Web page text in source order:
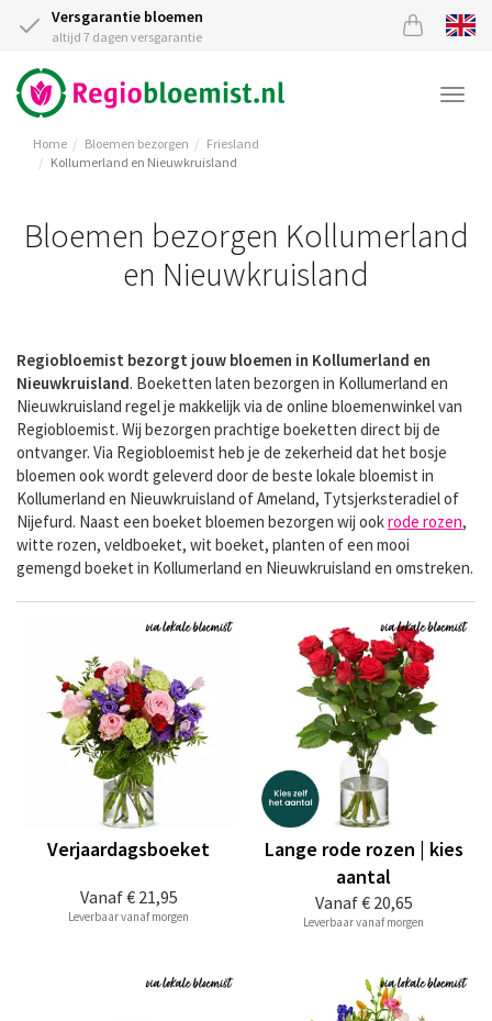
Versgarantie bloemen
altijd 7 dagen versgarantie
Home Bloemen bezorgen
Friesland
Kollumerland en Nieuwkruisland
Bloemen bezorgen Kollumerland
en Nieuwkruisland
Regiobloemist bezorgt jouw bloemen in Kollumerland en
Nieuwkruisland. Boeketten laten bezorgen in Kollumerland en
Nieuwkruisland regel je makkelijk via de online bloemenwinkel van
Regiobloemist. Wij bezorgen prachtige boeketten direct bij de
ontvanger. Via Regiobloemist heb je de zekerheid dat het bosje
bloemen ook wordt geleverd door de beste lokale bloemist in
Kollumerland en Nieuwkruisland of Ameland, Tytsjerksteradiel of
Nijefurd. Naast een boeket bloemen bezorgen wij ookrode rozen,
witte rozen, veldboeket, wit boeket, planten of een mooi
gemengd boeket in Kollumerland en Nieuwkruisland en omstreken.
Vanaf€ 21,95
Verjaardagsboeket
Leverbaar vanaf morgen
Vanaf€ 20,65
Lange rode rozen | kies
aantal
Leverbaar vanaf morgen